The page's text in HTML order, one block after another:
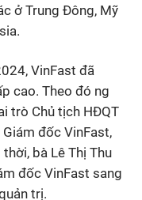
ở Trung Đông, Mỹ
VinFast đã
cao. Theo đó ng
trò Chủ tịch HĐQT
đốc VinFast,
bà Lê Thị Thu
đốc VinFast sang
trị.